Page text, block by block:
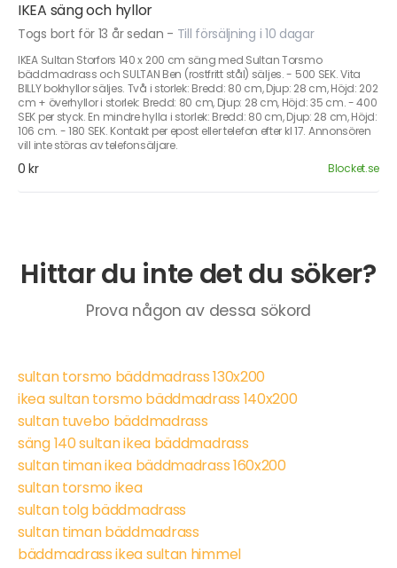
IKEA säng och hyllor
Togs bort för 13 år sedan - Till försäljning i 10 dagar
IKEA Sultan Storfors 140 x 200 cm säng med Sultan Torsmo
bäddmadrass och SULTAN Ben (rostfritt stål) säljes. - 500 SEK. Vita
BILLY bokhyllor säljes. Två i storlek: Bredd: 80 cm, Djup: 28 cm, Höjd: 202
cm + överhyllor i storlek: Bredd: 80 cm, Djup: 28 cm, Höjd: 35 cm. - 400
SEK per styck. En mindre hylla i storlek: Bredd: 80 cm, Djup: 28 cm, Höjd:
106 cm. - 180 SEK. Kontakt per epost eller telefon efter kl 17. Annonsören
vill inte störas av telefonsäljare.
0 kr Blocket.se
Hittar du inte det du söker?
Prova någon av dessa sökord
sultan torsmo bäddmadrass 130x200
ikea sultan torsmo bäddmadrass 140x200
sultan tuvebo bäddmadrass
säng 140 sultan ikea bäddmadrass
sultan timan ikea bäddmadrass 160x200
sultan torsmo ikea
sultan tolg bäddmadrass
sultan timan bäddmadrass
bäddmadrass ikea sultan himmel